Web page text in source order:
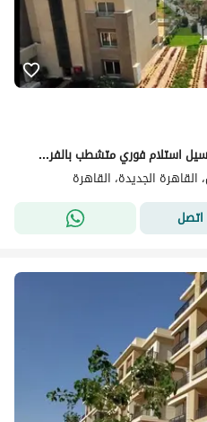
استديو للبيع اقل من سعر السوق ريسيل استلام فوري متشطب بالفرش والاجهزة والتكييفات في كمبوند فليدج جيت بالم هيلز التجمع الخامس بفيو مفتوح علي لاند سكيب
الجديدة، القاهرة
اتصل